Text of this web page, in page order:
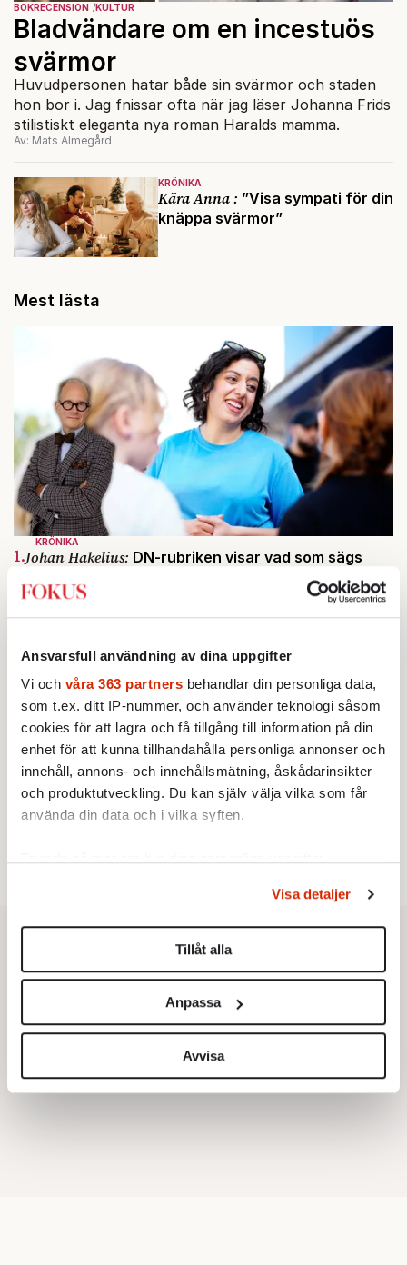
Ansvarsfull användning av dina uppgifter
Vi och våra 363 partners behandlar din personliga data,
som t.ex. ditt IP-nummer, och använder teknologi såsom
cookies för att lagra och få tillgång till information på din
enhet för att kunna tillhandahålla personliga annonser och
innehåll, annons- och innehållsmätning, åskådarinsikter
och produktutveckling. Du kan själv välja vilka som får
använda din data och i vilka syften.
Du kan ändra eller dra tillbaka ditt samtycke när som
helst från cookie-förklaringen.
Vi använder enhetsidentifierare för att anpassa innehållet
för sociala medier och analysera vår trafik. Vi
vidarebefordrar även sådana identifierare och annan
information från din enhet till de sociala medier och
annons- och analysföretag som vi samarbetar med.
Dessa kan i sin tur kombinera informationen med annan
Visa detaljer
Tillåt alla
Anpassa
Avvisa
KRÖNIKA
Kära Anna : ”Visa sympati för din
knäppa svärmor”
BOKRECENSION KULTUR
Bladvändare om en incestuös
svärmor
Huvudpersonen hatar både sin svärmor och staden
hon bor i. Jag fnissar ofta när jag läser Johanna Frids
stilistiskt eleganta nya roman Haralds mamma.
Av: Mats Almegård
Mest lästa
KRÖNIKA
1.Johan Hakelius: DN-rubriken visar vad som sägs
BOKRECENSION
2.
3.Vattenbristen är här – men var femte liter läcker
Av: Susanne Gäre
KRÖNIKA
4. Nina Lekander:
På ”Kommunisthögskolan” drömde
alla om att vara arbetarklass
KRÖNIKA
5.Frans Wachtmeister: Ja, AC är ett hot mot den
franska civilisationen
6.Bitte Assarmo:Sagan om den lågbegåvade